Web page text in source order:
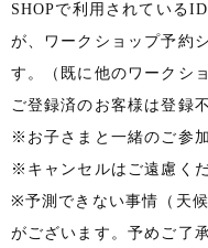
SHOPで利用されている
が、ワークショップ予約
す。（既に他のワークシ
ご登録済のお客様は登録
※お子さまと一緒のご参
※キャンセルはご遠慮くだ
※予測できない事情（天
がございます。予めご了